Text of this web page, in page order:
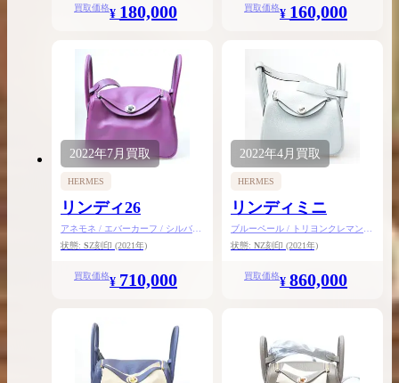
買取価格¥ 180,000 買取価格¥ 160,000
2022年7月 買取
HERMES
リンディ26
アネモネ / エバーカーフ / シルバー
金具
状態: SZ刻印 (2021年)
買取価格¥ 710,000
2022年4月 買取
HERMES
リンディミニ
ブルーペール / トリヨンクレマンス
/ シルバー金具
状態: NZ刻印 (2021年)
買取価格¥ 860,000